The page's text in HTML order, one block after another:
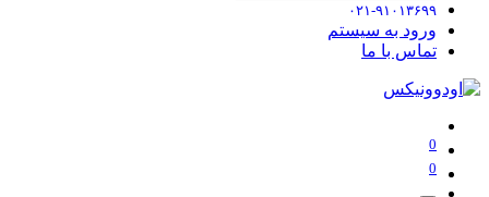
۰۲۱-۹۱۰۱۳۶۹۹
ورود به سیستم
تماس با ما
0
0